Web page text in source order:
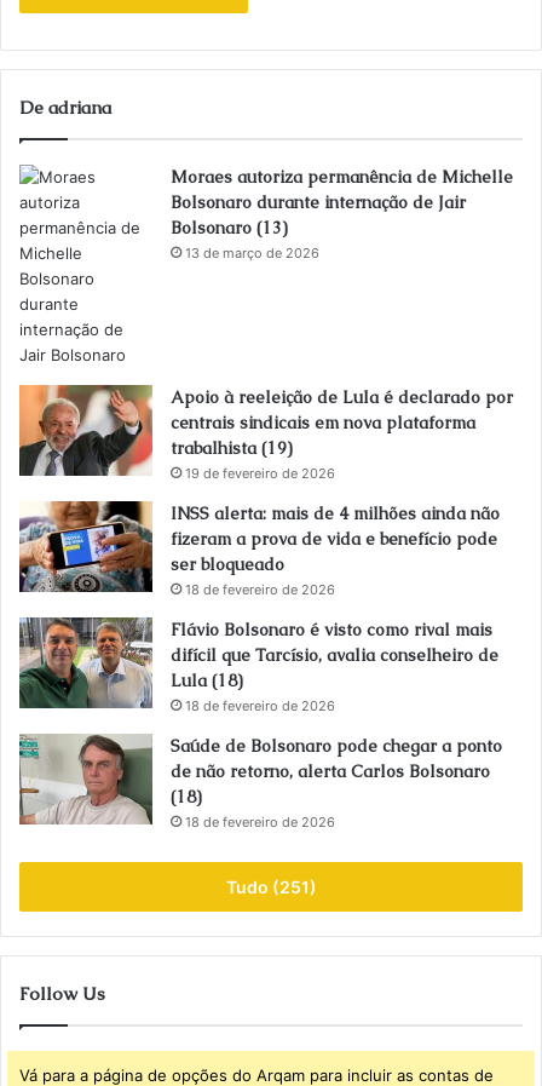
De adriana
Moraes autoriza permanência de Michelle
Bolsonaro durante internação de Jair
Bolsonaro (13)
13 de março de 2026
Apoio à reeleição de Lula é declarado por
centrais sindicais em nova plataforma
trabalhista (19)
19 de fevereiro de 2026
INSS alerta: mais de 4 milhões ainda não
fizeram a prova de vida e benefício pode
ser bloqueado
18 de fevereiro de 2026
Flávio Bolsonaro é visto como rival mais
difícil que Tarcísio, avalia conselheiro de
Lula (18)
18 de fevereiro de 2026
Saúde de Bolsonaro pode chegar a ponto
de não retorno, alerta Carlos Bolsonaro
(18)
18 de fevereiro de 2026
Tudo (251)
Follow Us
Vá para a página de opções do Arqam para incluir as contas de